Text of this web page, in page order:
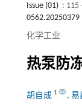
Issue (01) : 115
0562.20250379
化学工业
热泵防
胡自成 1 , 易